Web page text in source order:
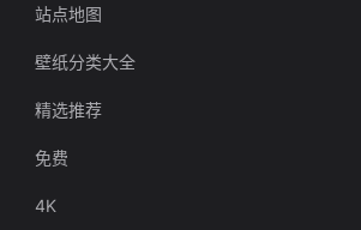
站点地图
壁纸分类大全
精选推荐
免费
4K